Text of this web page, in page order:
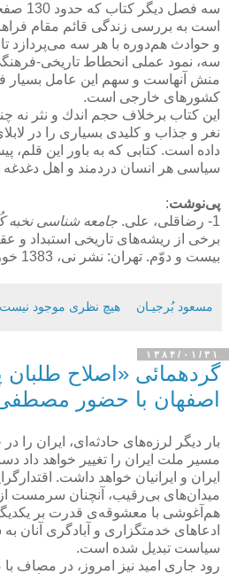
سه فصل
است به بررسی زندگی قائم‌ مقام
و حوادث هم‌دوره با هر سه می‌پردازد
سه، نمود عملی انحطاط تاریخی-
منش آنهاست و سهم این عامل بسیار
كشورهای خارجی است.
این كتاب برخلاف حجم اندك و نثر نه
نغر و جذاب و كلیدی بسیاری را در
داده است. كتابی كه به باور این قلم،
سیاسی هر انسان دردمند و اهل دغدغه
پی‌نوشت:
1- رضاقلی، علی.
جامعه شناسی
برخی از ریشه‌های تاریخی استبداد و
بیست و دوّم. تهران: نشر نی، 1383 خورشیدی
مسعود بُرجيـان هیچ نظری موجود
۱۳۸۴/۰۱/۳۱
گردهمائی «اصلاح طلبان
اصفهان با حضور مصطفی
بار دیگر لرزه‌های حادثه‌ای، ایران را
مسیر ملت ایران را تغییر خواهد داد
ایران و ایرانیان خواهد داشت.
میدان‌های بی‌رقیب، آنچنان سرمست از
هم‌آغوشی با معشوقه‌ی قدرت بر
ادعاهای خدمتگزاری و آبادگری آنان
سیاست تبدیل شده است.
رود جاری امید نیز امروز، در مصاف